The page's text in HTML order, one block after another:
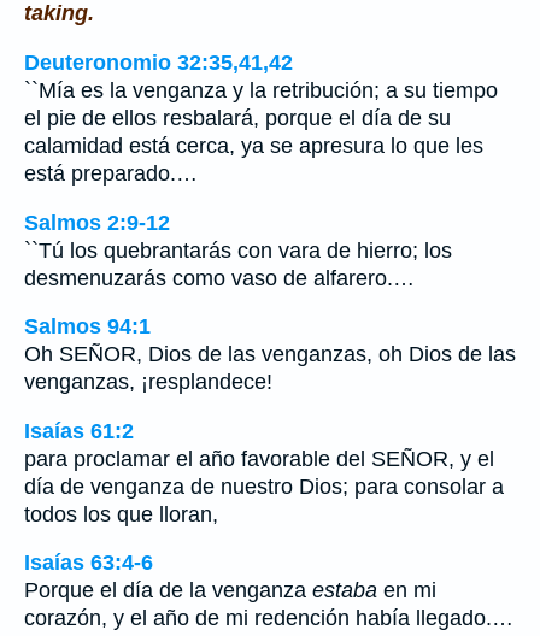
taking.
Deuteronomio 32:35,41,42
``Mía es la venganza y la retribución; a su tiempo
el pie de ellos resbalará, porque el día de su
calamidad está cerca, ya se apresura lo que les
está preparado.…
Salmos 2:9-12
``Tú los quebrantarás con vara de hierro; los
desmenuzarás como vaso de alfarero.…
Salmos 94:1
Oh SEÑOR, Dios de las venganzas, oh Dios de las
venganzas, ¡resplandece!
Isaías 61:2
para proclamar el año favorable del SEÑOR, y el
día de venganza de nuestro Dios; para consolar a
todos los que lloran,
Isaías 63:4-6
Porque el día de la venganza estaba en mi
corazón, y el año de mi redención había llegado.…